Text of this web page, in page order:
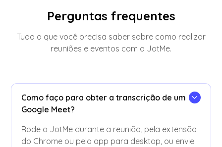
Perguntas frequentes
Tudo o que você precisa saber sobre como realizar
reuniões e eventos com o JotMe.
Como faço para obter a transcrição de um
Google Meet?
Rode o JotMe durante a reunião, pela extensão
do Chrome ou pelo app para desktop, ou envie